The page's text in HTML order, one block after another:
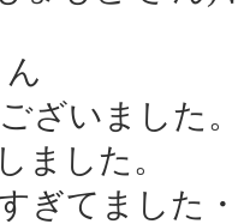
ざいました
ました。
ぎてました